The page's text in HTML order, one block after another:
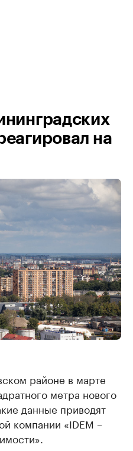
на
районе в марте
метра нового
данные приводят
компании «IDEM –